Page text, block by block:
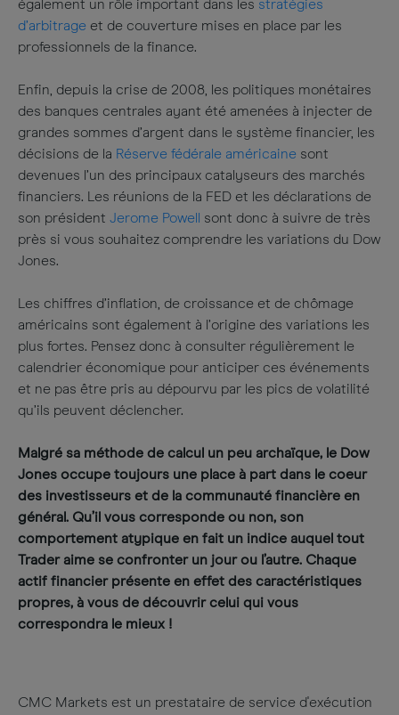
également un rôle important dans les stratégies
d’arbitrage et de couverture mises en place par les
professionnels de la finance.
Enfin, depuis la crise de 2008, les politiques monétaires
des banques centrales ayant été amenées à injecter de
grandes sommes d’argent dans le système financier, les
décisions de la Réserve fédérale américaine sont
devenues l’un des principaux catalyseurs des marchés
financiers. Les réunions de la FED et les déclarations de
son président Jerome Powell
sont donc à suivre de très
près si vous souhaitez comprendre les variations du Dow
Jones.
Les chiffres d’inflation, de croissance et de chômage
américains sont également à l’origine des variations les
plus fortes. Pensez donc à consulter régulièrement le
calendrier économique pour anticiper ces événements
et ne pas être pris au dépourvu par les pics de volatilité
qu’ils peuvent déclencher.
Malgré sa méthode de calcul un peu archaïque, le Dow
Jones occupe toujours une place à part dans le coeur
des investisseurs et de la communauté financière en
général. Qu’il vous corresponde ou non, son
comportement atypique en fait un indice auquel tout
Trader aime se confronter un jour ou l’autre. Chaque
actif financier présente en effet des caractéristiques
propres, à vous de découvrir celui qui vous
correspondra le mieux !
CMC Markets est un prestataire de service d'exécution